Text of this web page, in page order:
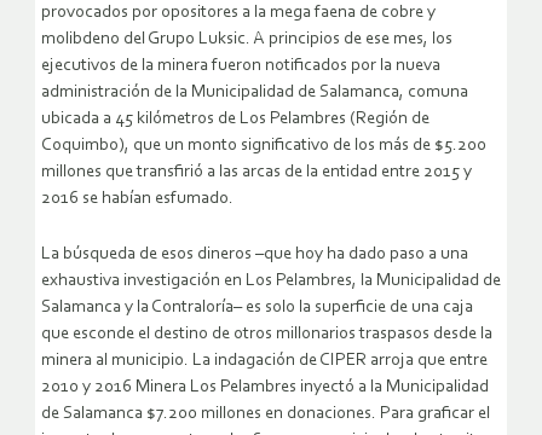
provocados por opositores a la mega faena de cobre y
molibdeno del Grupo Luksic. A principios de ese mes, los
ejecutivos de la minera fueron notificados por la nueva
administración de la Municipalidad de Salamanca, comuna
ubicada a 45 kilómetros de Los Pelambres (Región de
Coquimbo), que un monto significativo de los más de $5.200
millones que transfirió a las arcas de la entidad entre 2015 y
2016 se habían esfumado.
La búsqueda de esos dineros –que hoy ha dado paso a una
exhaustiva investigación en Los Pelambres, la Municipalidad de
Salamanca y la Contraloría– es solo la superficie de una caja
que esconde el destino de otros millonarios traspasos desde la
minera al municipio. La indagación de CIPER arroja que entre
2010 y 2016 Minera Los Pelambres inyectó a la Municipalidad
de Salamanca $7.200 millones en donaciones. Para graficar el